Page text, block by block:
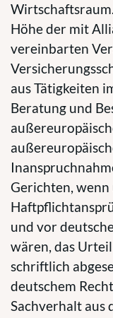
Höhe der mit
vereinbarten
aus Tätigkeiten
Beratung und
Gerichten,
und vor
wären, das
schriftlich
deutschem
Sachverhalt aus